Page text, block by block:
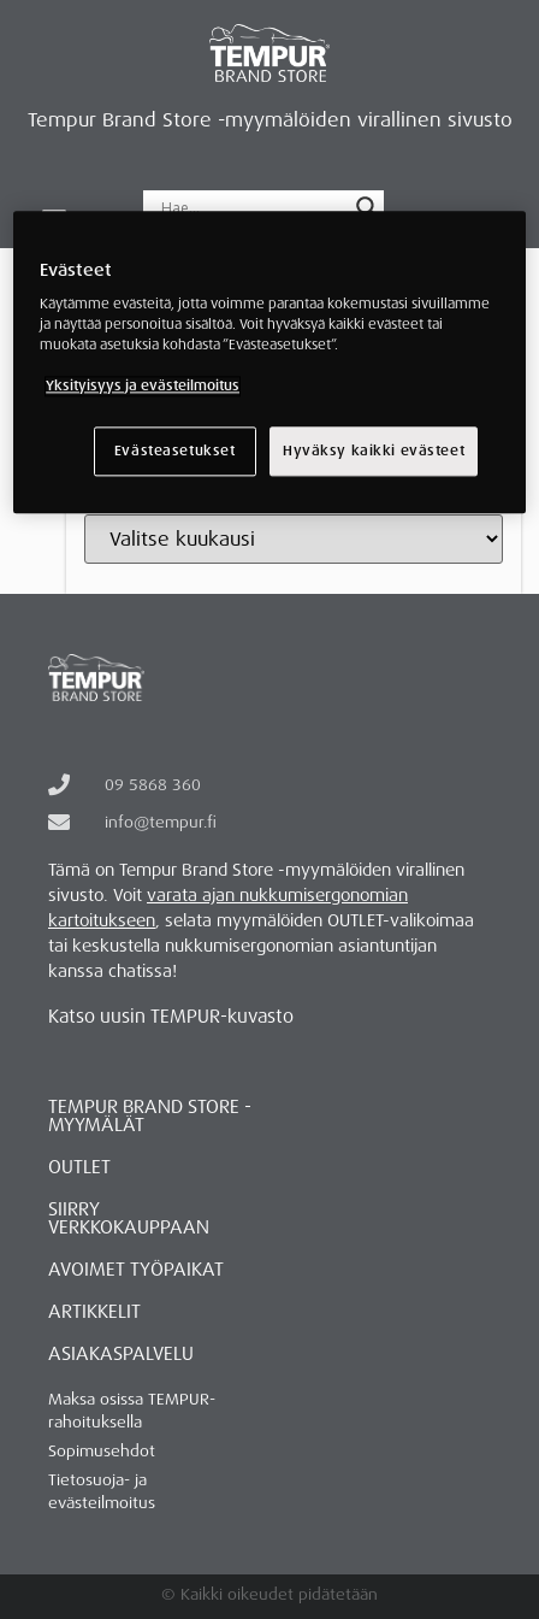
Tempur Brand Store -myymälöiden virallinen sivusto
Artikkelit ja kokemukset
Kategoriat
Arkisto
09 5868 360
info@tempur.fi
Tämä on Tempur Brand Store -myymälöiden virallinen
sivusto. Voit varata ajan nukkumisergonomian
kartoitukseen, selata myymälöiden OUTLET-valikoimaa
tai keskustella nukkumisergonomian asiantuntijan
kanssa chatissa!
Katso uusin TEMPUR-kuvasto
TEMPUR BRAND STORE -
MYYMÄLÄT
OUTLET
SIIRRY
VERKKOKAUPPAAN
AVOIMET TYÖPAIKAT
ARTIKKELIT
ASIAKASPALVELU
Maksa osissa TEMPUR-
rahoituksella
Sopimusehdot
Tietosuoja- ja
evästeilmoitus
© Kaikki oikeudet pidätetään
Evästeet
Käytämme evästeitä, jotta voimme parantaa kokemustasi sivuillamme
ja näyttää personoitua sisältöä. Voit hyväksyä kaikki evästeet tai
muokata asetuksia kohdasta ”Evästeasetukset”.
Yksityisyys ja evästeilmoitus
Evästeasetukset Hyväksy kaikki evästeet